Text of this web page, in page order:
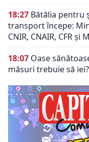
18:27 Bătălia pentru
transport începe:
CNIR, CNAIR, CFR și
18:07 Oase
măsuri trebuie să